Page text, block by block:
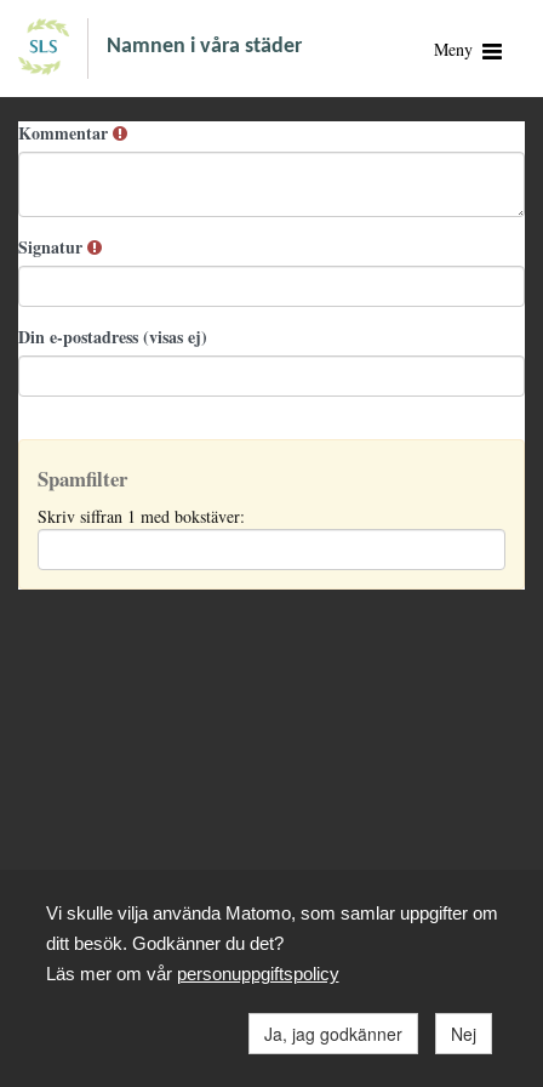
Namnen i våra städer Meny
Kommentar
Signatur
Din e-postadress (visas ej)
Spamfilter
Skriv siffran 1 med bokstäver:
Vi skulle vilja använda Matomo, som samlar uppgifter om
ditt besök. Godkänner du det?
Läs mer om vår personuppgiftspolicy
Ja, jag godkänner Nej